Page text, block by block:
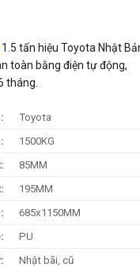
tấn hiệu Toyota Nhật
toàn bằng điện tự động,
tháng.
Toyota
1500KG
85MM
195MM
685x1150MM
PU
Nhật bãi, cũ